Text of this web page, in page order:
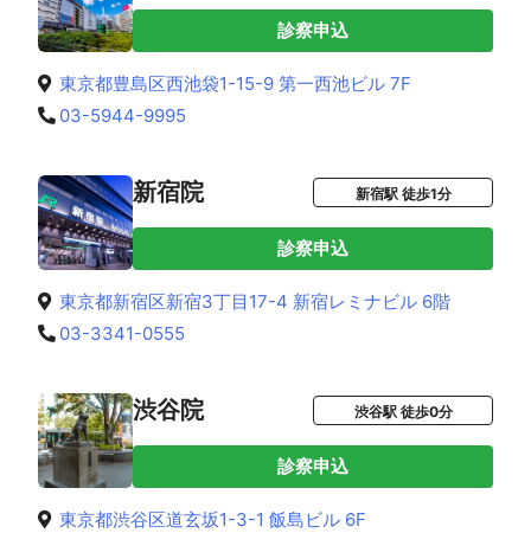
診察申込
東京都豊島区西池袋1-15-9 第一西池ビル 7F
03-5944-9995
新宿院 新宿駅 徒歩1分
診察申込
東京都新宿区新宿3丁目17-4 新宿レミナビル 6階
03-3341-0555
渋谷院 渋谷駅 徒歩0分
診察申込
東京都渋谷区道玄坂1-3-1 飯島ビル 6F